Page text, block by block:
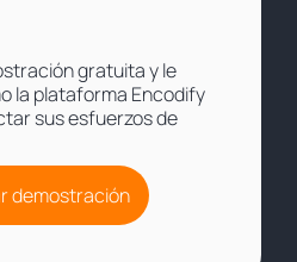
gratuita y le
la plataforma Encodify
sus esfuerzos de
demostración